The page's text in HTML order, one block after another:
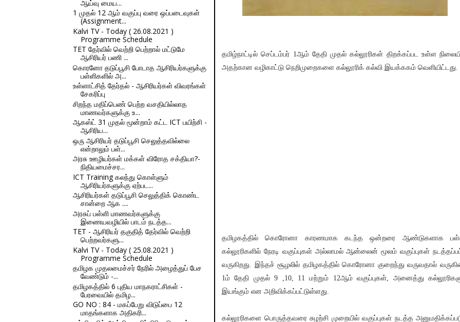
ஆய்வு மைய...
1 முதல் 12 ஆம் வகுப்பு வரை ஒப்படைவுகள்
(Assignment...
Kalvi TV - Today ( 26.08.2021 )
Programme Schedule
TET தேர்வில் வெற்றி பெற்றால் மட்டுமே
ஆசிரியர் பணி ...
கொரனோ தடுப்பூசி போடாத ஆசிரியர்களுக்கு
பள்ளிகளில் அ...
உள்ளாட்சித் தேர்தல் - ஆசிரியர்கள் விவரங்கள்
சேகரிப்பு
சிறந்த மதிப்பெண் பெற்ற வசதியில்லாத
மாணவர்களுக்கு உ...
ஆகஸ்ட் 31 முதல் மூன்றாம் கட்ட ICT பயிற்சி -
ஆசிரிய...
ஒரு ஆசிரியர் தடுப்பூசி செலுத்தவில்லை
என்றாலும் பள்...
அரசு ஊழியர்கள் மக்கள்‌ விரோத சக்தியா?-
நிதியமைச்சர...
ICT Training கலந்து கொள்ளும்
ஆசிரியர்களுக்கு ஏற்பட...
ஆசிரியர்கள் தடுப்பூசி செலுத்திக் கொண்ட
சான்றை ஆக ....
அரசுப் பள்ளி மாணவர்களுக்கு
இணையவழியில் பாடம் நடத்த...
TET - ஆசிரியர் தகுதித் தேர்வில் வெற்றி
பெற்றவர்களு...
Kalvi TV - Today ( 25.08.2021 )
Programme Schedule
தமிழக முதலமைச்சர் நேரில் அழைத்துப் பேச
வேண்டும் -...
தமிழகத்தில் 6 புதிய மாநகராட்சிகள் -
பேரவையில் தமிழ...
GO NO : 84 - மகப்பேறு விடுப்பை 12
மாதங்களாக அதிகரி...
தமிழ்நாட்டில் செப்டம்பர் 1ஆம் தேதி முதல் கல்லூரிகள் திறக்கப்பட உள்ள
அதற்கான வழிகாட்டு நெறிமுறைகளை கல்லூரிக் கல்வி இயக்ககம் வெளியிட்டது.
தமிழகத்தில் கொரோனா காரணமாக கடந்த ஒன்றரை ஆண்டுகளாக
கல்லூரிகளில் நேரடி வகுப்புகள் அல்லாமல் ஆன்லைன் மூலம் வகுப்புகள்
வருகிறது. இந்தச் சூழலில் தமிழகத்தில் கொரோனா குறைந்து வருவதால்
1ம் தேதி முதல் 9 ,10, 11 மற்றும் 12ஆம் வகுப்புகள், அனைத்து
இயங்கும் என அறிவிக்கப்பட்டுள்ளது.
கல்லூரிகளை பொருத்தவரை சுழற்சி முறையில் வகுப்புகள் நடத்த